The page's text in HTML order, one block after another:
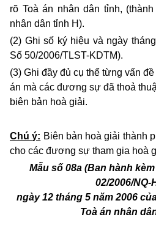
rõ Toà án nhân dân tỉnh,
nhân dân tỉnh H).
(2) Ghi số ký hiệu và ngày
Số 50/2006/TLST-KDTM).
(3) Ghi đầy đủ cụ thể từng vấn
án mà các đương sự đã thoả
biên bản hoà giải.
Chú ý: Biên bản hoà giải thành
cho các đương sự tham gia hoà
Mẫu số 08a (Ban hành
02/2006/NQ-
ngày 12 tháng 5 năm 2006
Toà án nhân